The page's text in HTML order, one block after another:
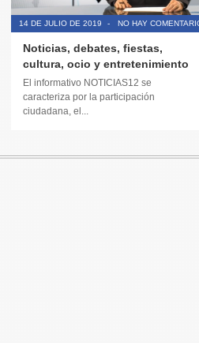
14 DE JULIO DE 2019 - NO HAY
Noticias, debates, fiestas,
cultura, ocio y entretenimiento
El informativo NOTICIAS12 se
caracteriza por la participación
ciudadana, el...